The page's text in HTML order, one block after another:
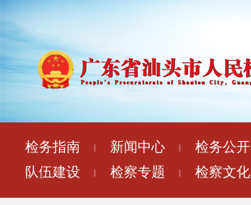
检务指南 新闻中心 检务公开
队伍建设
检察专题 检察文化